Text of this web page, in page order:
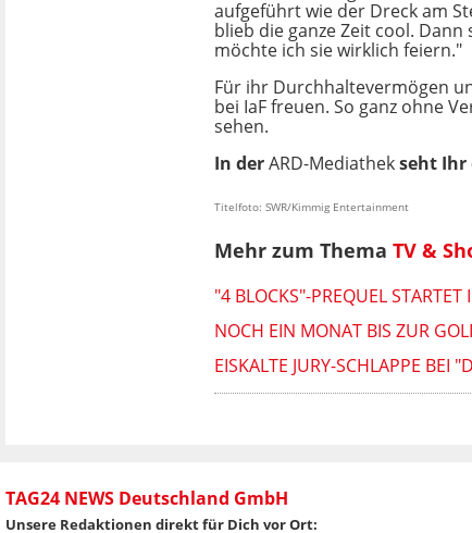
aufgeführt wie der Dreck am
blieb die ganze Zeit cool.
möchte ich sie wirklich feiern."
Für ihr Durchhaltevermögen
bei IaF freuen. So ganz ohne
sehen.
In derARD-Mediathekseht Ihr
Titelfoto: SWR/Kimmig Entertainment
Mehr zum Thema TV &
"4 BLOCKS"-PREQUEL
NOCH EIN MONAT BIS ZUR
EISKALTE JURY-SCHLAPPE BEI
TAG24 NEWS Deutschland GmbH
Unsere Redaktionen direkt für Dich vor Ort: